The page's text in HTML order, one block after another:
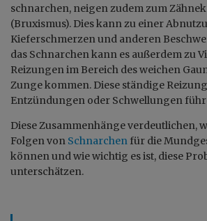
schnarchen, neigen zudem zum
(Bruxismus). Dies kann zu einer
Kieferschmerzen und anderen
das Schnarchen kann es außerdem zu
Reizungen im Bereich des weichen
Zunge kommen. Diese ständige
Entzündungen oder Schwellungen
Diese Zusammenhänge verdeutlichen,
Folgen von Schnarchen für die
können und wie wichtig es ist, diese
unterschätzen.